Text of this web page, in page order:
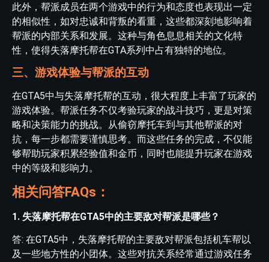
此外，帮派成员在两个游戏中的行为和态度也表现出一定
的相似性，如对忠诚和背叛的看重，这些都深刻地影响着
帮派的内部关系和发展。这种与角色息息相关的文化特
性，使得失落摩托帮在GTA系列中占有独特的地位。
三、游戏体验与帮派的互动
在GTA5中与失落摩托帮的互动，很大程度上丰富了玩家的
游戏体验。帮派任务不仅考验玩家的战斗技巧，更是对策
略和决策能力的挑战。从偷窃摩托车到与其他帮派的对
抗，每一步都需要谨慎思考。而这些任务的完成，不仅能
够帮助玩家积累经验值和金币，同时也能提升玩家在游戏
中的等级和影响力。
相关问答FAQs：
1. 失落摩托帮在GTA5中的主要敌对帮派是哪些？
答: 在GTA5中，失落摩托帮的主要敌对帮派包括机车帮以
及一些地方性的小团体。这些对抗关系经常通过游戏任务